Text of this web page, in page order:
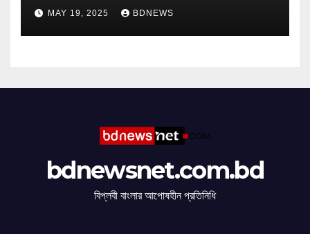
MAY 19, 2025 BDNEWS
bdnewsnet.com.bd
বিপ্লবী বাংলার আপোষহীন প্রতিনিধি